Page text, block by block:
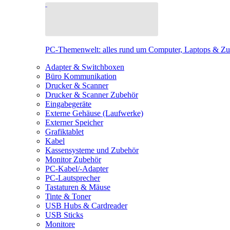
PC-Themenwelt: alles rund um Computer, Laptops &
Adapter & Switchboxen
Büro Kommunikation
Drucker & Scanner
Drucker & Scanner Zubehör
Eingabegeräte
Externe Gehäuse (Laufwerke)
Externer Speicher
Grafiktablet
Kabel
Kassensysteme und Zubehör
Monitor Zubehör
PC-Kabel/-Adapter
PC-Lautsprecher
Tastaturen & Mäuse
Tinte & Toner
USB Hubs & Cardreader
USB Sticks
Monitore